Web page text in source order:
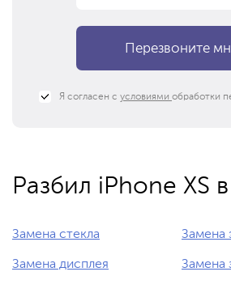
Я согласен с условиями обработки
Разбил iPhone XS
Замена стекла Замена
Замена дисплея Замена